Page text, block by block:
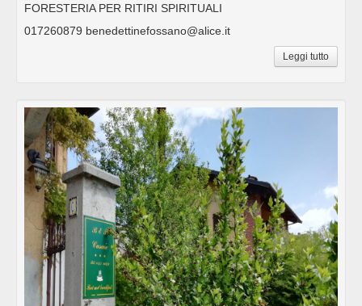
FORESTERIA PER RITIRI SPIRITUALI
017260879 benedettinefossano@alice.it
Leggi tutto